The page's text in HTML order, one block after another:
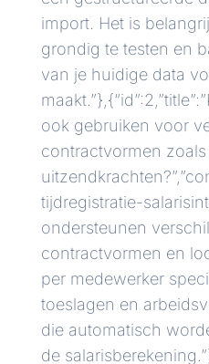
import. Het is
grondig te testen en
van je huidige data
ook gebruiken voor
contractvormen zoals
tijdregistratie-
ondersteunen
contractvormen en
per medewerker
toeslagen en
die automatisch
de